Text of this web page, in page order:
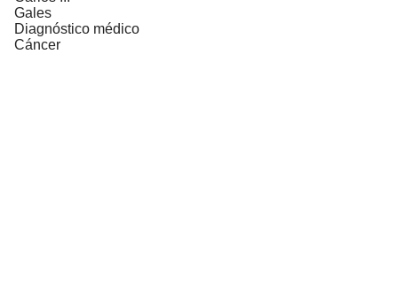
Gales
Diagnóstico médico
Cáncer